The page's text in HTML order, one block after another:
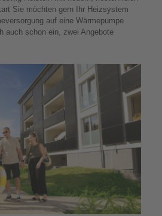
Sie möchten gern Ihr Heizsystem
auf eine Wärmepumpe
auch schon ein, zwei Angebote